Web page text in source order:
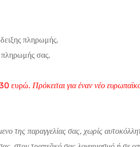
πληρωμής.
πληρωμής σας.
ευρώ. Πρόκειται για έναν νέο
της παραγγελίας σας, χωρίς